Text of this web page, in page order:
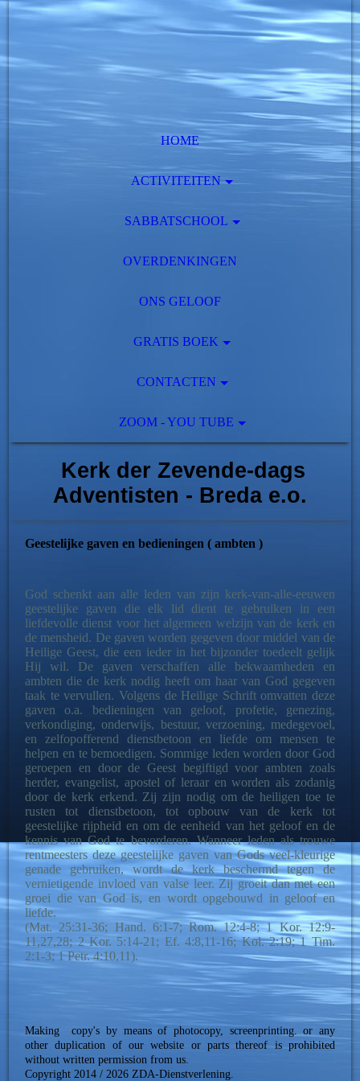
HOME
ACTIVITEITEN
SABBATSCHOOL
OVERDENKINGEN
ONS GELOOF
GRATIS BOEK
CONTACTEN
ZOOM - YOU TUBE
Kerk der Zevende-dags
Adventisten - Breda e.o.
Geestelijke gaven en bedieningen ( ambten )
God schenkt aan alle leden van zijn kerk-van-alle-eeuwen
geestelijke gaven die elk lid dient te gebruiken in een
liefdevolle dienst voor het algemeen welzijn van de kerk en
de mensheid. De gaven worden gegeven door middel van de
Heilige Geest, die een ieder in het bijzonder toedeelt gelijk
Hij wil. De gaven verschaffen alle bekwaamheden en
ambten die de kerk nodig heeft om haar van God gegeven
taak te vervullen. Volgens de Heilige Schrift omvatten deze
gaven o.a. bedieningen van geloof, profetie, genezing,
verkondiging, onderwijs, bestuur, verzoening, medegevoel,
en zelfopofferend dienstbetoon en liefde om mensen te
helpen en te bemoedigen. Sommige leden worden door God
geroepen en door de Geest begiftigd voor ambten zoals
herder, evangelist, apostel of leraar en worden als zodanig
door de kerk erkend. Zij zijn nodig om de heiligen toe te
rusten tot dienstbetoon, tot opbouw van de kerk tot
geestelijke rijpheid en om de eenheid van het geloof en de
kennis van God te bevorderen. Wanneer leden als trouwe
rentmeesters deze geestelijke gaven van Gods veel-kleurige
genade gebruiken, wordt de kerk beschermd tegen de
vernietigende invloed van valse leer. Zij groeit dan met een
groei die van God is, en wordt opgebouwd in geloof en
liefde.
(Mat. 25:31-36; Hand. 6:1-7; Rom. 12:4-8; 1 Kor. 12:9-
11,27,28; 2 Kor. 5:14-21; Ef. 4:8,11-16; Kol. 2:19; 1 Tim.
2:1-3; 1 Petr. 4:10,11).
Making copy's by means of photocopy, screenprinting. or any
other duplication of our website or parts thereof is prohibited
without written permission from us.
Copyright 2014 / 2026 ZDA-Dienstverlening.